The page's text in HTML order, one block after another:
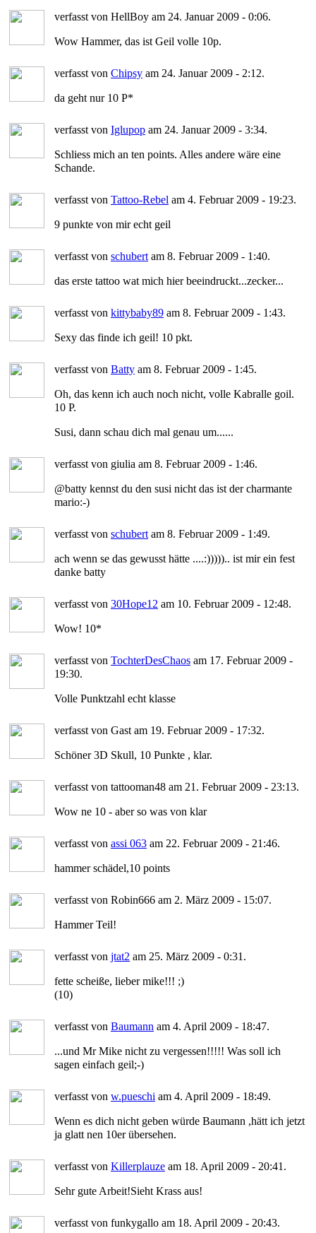
verfasst von HellBoy am 24. Januar 2009 - 0:06.
Wow Hammer, das ist Geil volle 10p.
verfasst von Chipsy am 24. Januar 2009 - 2:12.
da geht nur 10 P*
verfasst von Iglupop am 24. Januar 2009 - 3:34.
Schliess mich an ten points. Alles andere wäre eine
Schande.
verfasst von Tattoo-Rebel am 4. Februar 2009 - 19:23.
9 punkte von mir echt geil
verfasst von schubert am 8. Februar 2009 - 1:40.
das erste tattoo wat mich hier beeindruckt...zecker...
verfasst von kittybaby89 am 8. Februar 2009 - 1:43.
Sexy das finde ich geil! 10 pkt.
verfasst von Batty am 8. Februar 2009 - 1:45.
Oh, das kenn ich auch noch nicht, volle Kabralle goil.
10 P.
Susi, dann schau dich mal genau um......
verfasst von giulia am 8. Februar 2009 - 1:46.
@batty kennst du den susi nicht das ist der charmante
mario:-)
verfasst von schubert am 8. Februar 2009 - 1:49.
ach wenn se das gewusst hätte ....:))))).. ist mir ein fest
danke batty
verfasst von 30Hope12 am 10. Februar 2009 - 12:48.
Wow! 10*
verfasst von TochterDesChaos am 17. Februar 2009 -
19:30.
Volle Punktzahl echt klasse
verfasst von Gast am 19. Februar 2009 - 17:32.
Schöner 3D Skull, 10 Punkte , klar.
verfasst von tattooman48 am 21. Februar 2009 - 23:13.
Wow ne 10 - aber so was von klar
verfasst von assi 063 am 22. Februar 2009 - 21:46.
hammer schädel,10 points
verfasst von Robin666 am 2. März 2009 - 15:07.
Hammer Teil!
verfasst von jtat2 am 25. März 2009 - 0:31.
fette scheiße, lieber mike!!! ;)
(10)
verfasst von Baumann am 4. April 2009 - 18:47.
...und Mr Mike nicht zu vergessen!!!!! Was soll ich
sagen einfach geil;-)
verfasst von w.pueschi am 4. April 2009 - 18:49.
Wenn es dich nicht geben würde Baumann ,hätt ich jetzt
ja glatt nen 10er übersehen.
verfasst von Killerplauze am 18. April 2009 - 20:41.
Sehr gute Arbeit!Sieht Krass aus!
verfasst von funkygallo am 18. April 2009 - 20:43.